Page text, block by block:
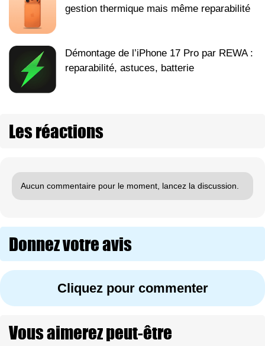
gestion thermique mais même reparabilité
Démontage de l’iPhone 17 Pro par REWA :
reparabilité, astuces, batterie
Les réactions
Aucun commentaire pour le moment, lancez la discussion.
Donnez votre avis
Cliquez pour commenter
Vous aimerez peut-être